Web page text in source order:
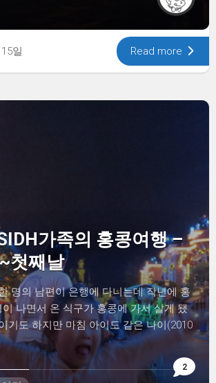
일 Read more
2
가족의 홍콩여행 –
첫째날
명의 남편이 은행에 다니는데 작년에 홍
나면서 온 식구가 홍콩에 가서 살게 됐
기도 하지만 마침 아이도 같은 나이(2010